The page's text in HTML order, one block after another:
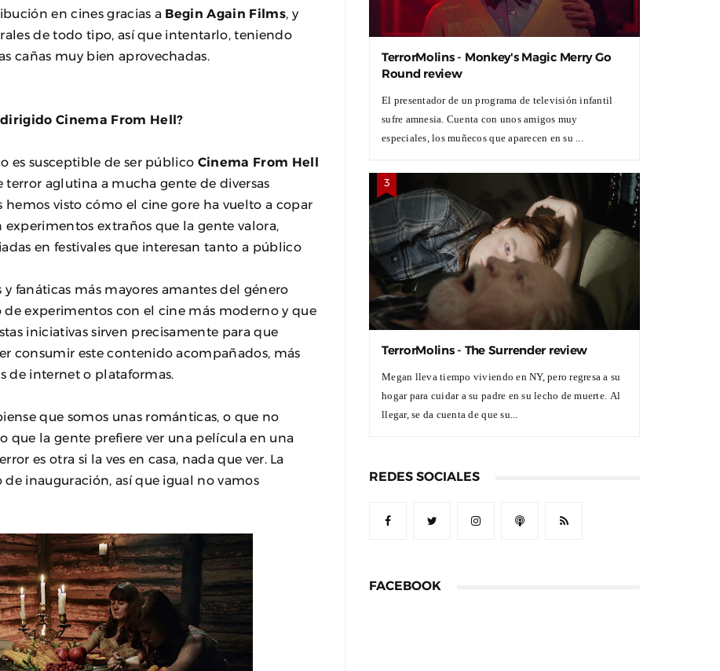
en cines gracias a Begin Again Films, y
de todo tipo, así que intentarlo, teniendo
cañas muy bien aprovechadas.
Cinema From Hell?
es susceptible de ser público Cinema From Hell
aglutina a mucha gente de diversas
visto cómo el cine gore ha vuelto a copar
extraños que la gente valora,
en festivales que interesan tanto a público
fanáticas más mayores amantes del género
de experimentos con el cine más moderno y que
iniciativas sirven precisamente para que
consumir este contenido acompañados, más
de internet o plataformas.
que somos unas románticas, o que no
que la gente prefiere ver una película en una
es otra si la ves en casa, nada que ver. La
inauguración, así que igual no vamos
TerrorMolins - Monkey's Magic Merry Go
Round review
El presentador de un programa de televisión infantil
sufre amnesia. Cuenta con unos amigos muy
especiales, los muñecos que aparecen en su ...
TerrorMolins - The Surrender review
Megan lleva tiempo viviendo en NY, pero regresa a su
hogar para cuidar a su padre en su lecho de muerte. Al
llegar, se da cuenta de que su...
REDES SOCIALES
FACEBOOK